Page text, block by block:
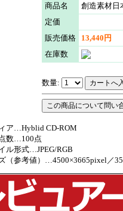
商品名
創造素材
定価
販売価格
13,440円
在庫数
数量:
ア…Hyblid CD-ROM
数…100点
ル形式…JPEG/RGB
（参考値）…4500×3665pixel／